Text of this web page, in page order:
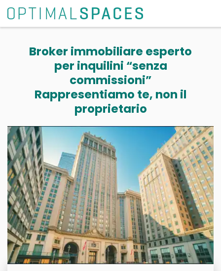
Broker immobiliare esperto
per inquilini “senza
commissioni”
Rappresentiamo te, non il
proprietario